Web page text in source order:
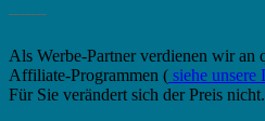
Als Werbe-Partner verdienen wir an
Affiliate-Programmen ( siehe unsere
Für Sie verändert sich der Preis nicht.